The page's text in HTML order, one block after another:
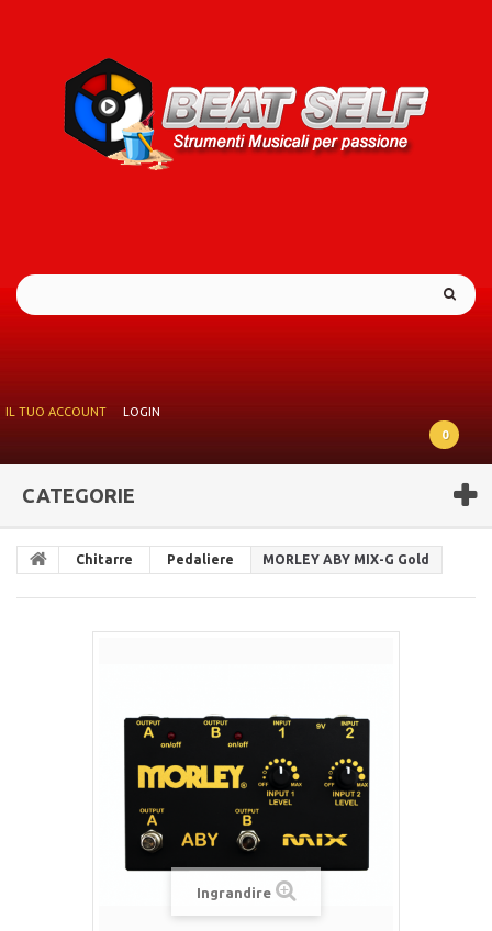
IL TUO ACCOUNT
LOGIN
0
CATEGORIE
Chitarre Pedaliere MORLEY ABY MIX-G Gold
Ingrandire